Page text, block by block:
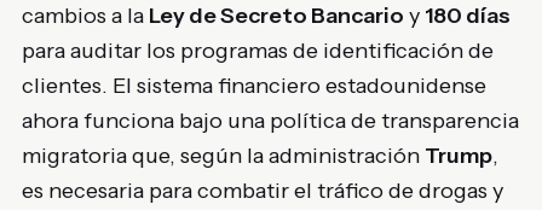
cambios a la Ley de Secreto Bancario y 180 días
para auditar los programas de identificación de
clientes. El sistema financiero estadounidense
ahora funciona bajo una política de transparencia
migratoria que, según la administración Trump,
es necesaria para combatir el tráfico de drogas y